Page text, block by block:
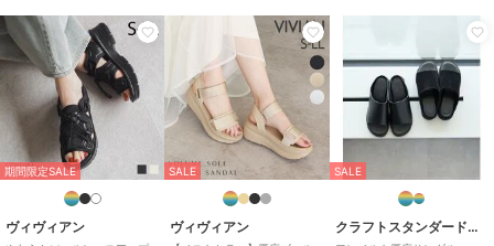
期間限定SALE
ヴィヴィアン
SALE
ヴィヴィアン
SALE
クラフトスタンダードブティック